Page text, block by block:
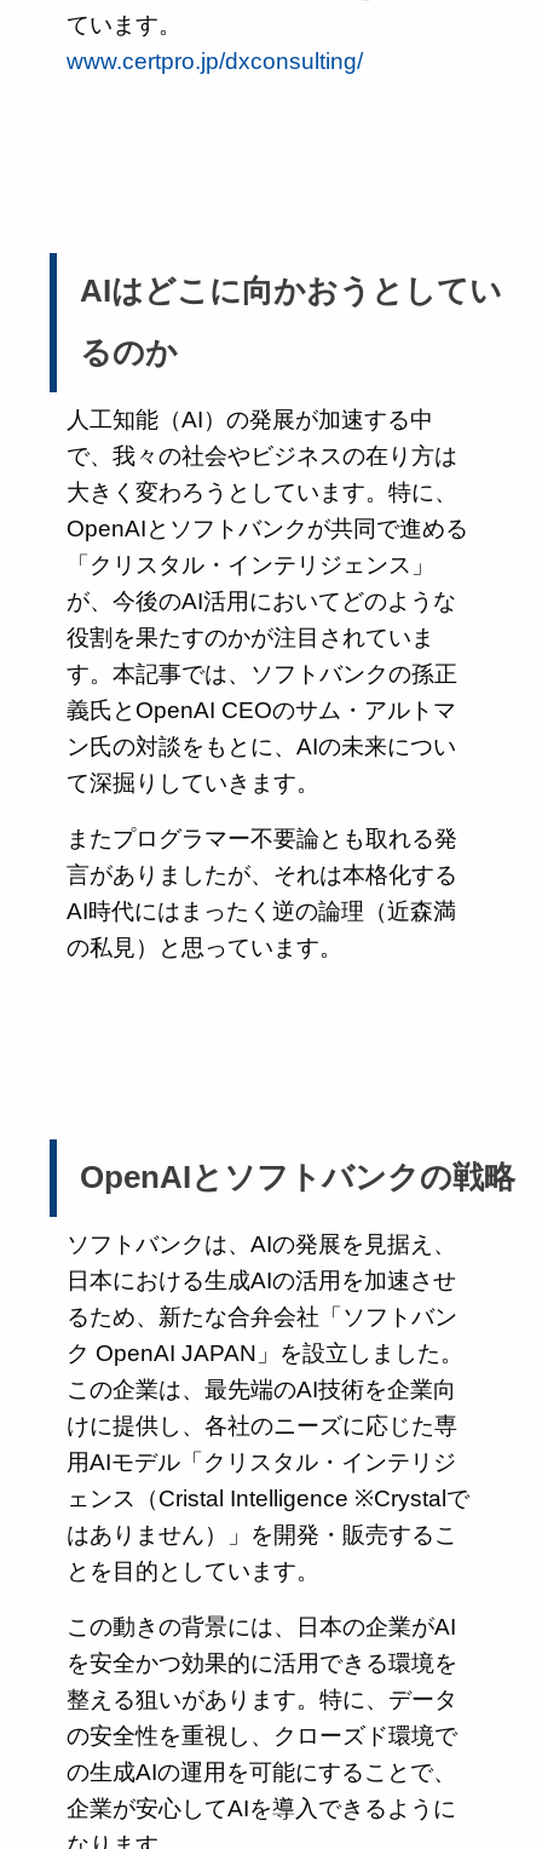
ています。
www.certpro.jp/dxconsulting/
AIはどこに向かおうとしてい
るのか
人工知能（AI）の発展が加速する中
で、我々の社会やビジネスの在り方は
大きく変わろうとしています。特に、
OpenAIとソフトバンクが共同で進める
「クリスタル・インテリジェンス」
が、今後のAI活用においてどのような
役割を果たすのかが注目されていま
す。本記事では、ソフトバンクの孫正
義氏とOpenAI CEOのサム・アルトマ
ン氏の対談をもとに、AIの未来につい
て深掘りしていきます。
またプログラマー不要論とも取れる発
言がありましたが、それは本格化する
AI時代にはまったく逆の論理（近森満
の私見）と思っています。
OpenAIとソフトバンクの戦略
ソフトバンクは、AIの発展を見据え、
日本における生成AIの活用を加速させ
るため、新たな合弁会社「ソフトバン
ク OpenAI JAPAN」を設立しました。
この企業は、最先端のAI技術を企業向
けに提供し、各社のニーズに応じた専
用AIモデル「クリスタル・インテリジ
ェンス（Cristal Intelligence ※Crystalで
はありません）」を開発・販売するこ
とを目的としています。
この動きの背景には、日本の企業がAI
を安全かつ効果的に活用できる環境を
整える狙いがあります。特に、データ
の安全性を重視し、クローズド環境で
の生成AIの運用を可能にすることで、
企業が安心してAIを導入できるように